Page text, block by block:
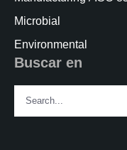
Microbial
Environmental
Buscar en
Search
for: